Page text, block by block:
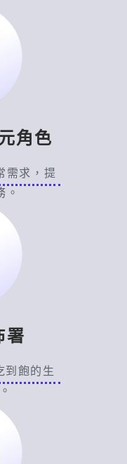
與 RAG 檢索架
AI 從指定資料
企業來說，這不
知識傳承、教育
。
器人有什麼
單回答問題，
，並根據企業內
料來源提供回
定流程；對話式
詢、資料整理與
IT 支援助理、業
些情境？
標準化、可查
福利制度、報到
角色
需求，提
。
署
飽的生